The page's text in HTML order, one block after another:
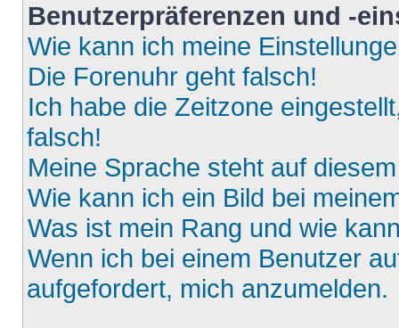
Benutzerpräferenzen und -
Wie kann ich meine
Die Forenuhr geht falsch!
Ich habe die Zeitzone
falsch!
Meine Sprache steht auf
Wie kann ich ein Bild bei
Was ist mein Rang und wie
Wenn ich bei einem Benutzer
aufgefordert, mich anzumelden.